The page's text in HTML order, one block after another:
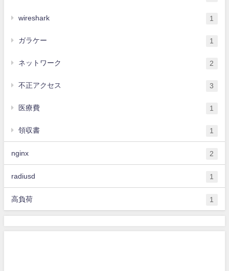
wireshark 1
ガラケー 1
ネットワーク 2
不正アクセス 3
医療費 1
領収書 1
nginx 2
radiusd 1
高負荷 1